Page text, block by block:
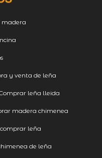
madera
y venta de leña
leña lleida
madera chimenea
leña
de leña